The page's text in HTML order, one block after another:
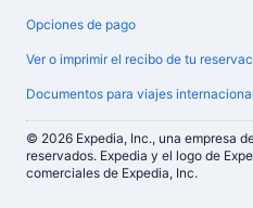
Opciones de pago
Ver o imprimir el recibo de tu
Documentos para viajes
© 2026 Expedia, Inc., una empresa
reservados. Expedia y el logo de
comerciales de Expedia, Inc.